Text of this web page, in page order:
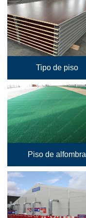
Tipo de piso
Piso de alfombra